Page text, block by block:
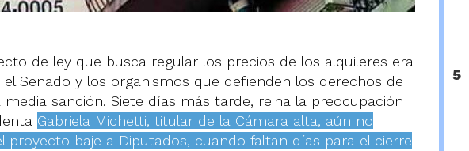
de ley que busca regular los precios de los alquileres era
Senado y los organismos que defienden los derechos de
sanción. Siete días más tarde, reina la preocupación
Gabriela Michetti, titular de la Cámara alta, aún no
proyecto baje a Diputados, cuando faltan días para el cierre
5